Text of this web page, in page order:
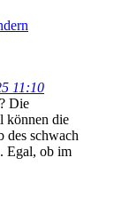
11:10
Die
können die
des schwach
Egal, ob im